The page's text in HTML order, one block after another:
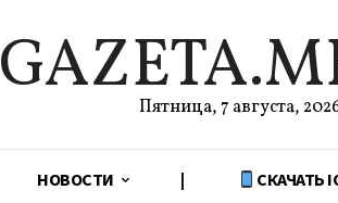
Пятница, 7 августа,
НОВОСТИ | СКАЧАТЬ